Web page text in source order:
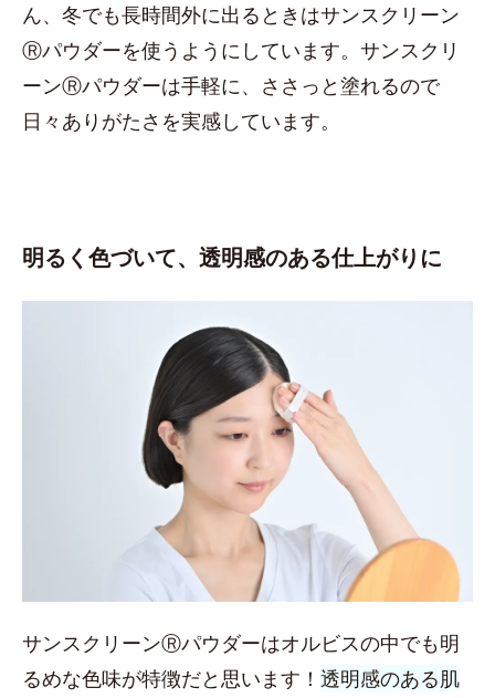
ん、冬でも長時間外に出るときはサンスクリーン
Ⓡパウダーを使うようにしています。サンスクリ
ーンⓇパウダーは手軽に、ささっと塗れるので
日々ありがたさを実感しています。
明るく色づいて、透明感のある仕上がりに
サンスクリーンⓇパウダーはオルビスの中でも明
るめな色味が特徴だと思います！ 透明感のある肌